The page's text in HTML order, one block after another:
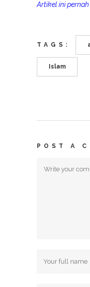
Artikel ini
TAGS:
Islam
POST A